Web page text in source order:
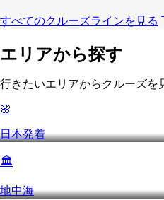
すべてのクルーズラインを見る
エリアから探す
行きたいエリアからクルーズを
🌸
日本発着
🏛️
地中海